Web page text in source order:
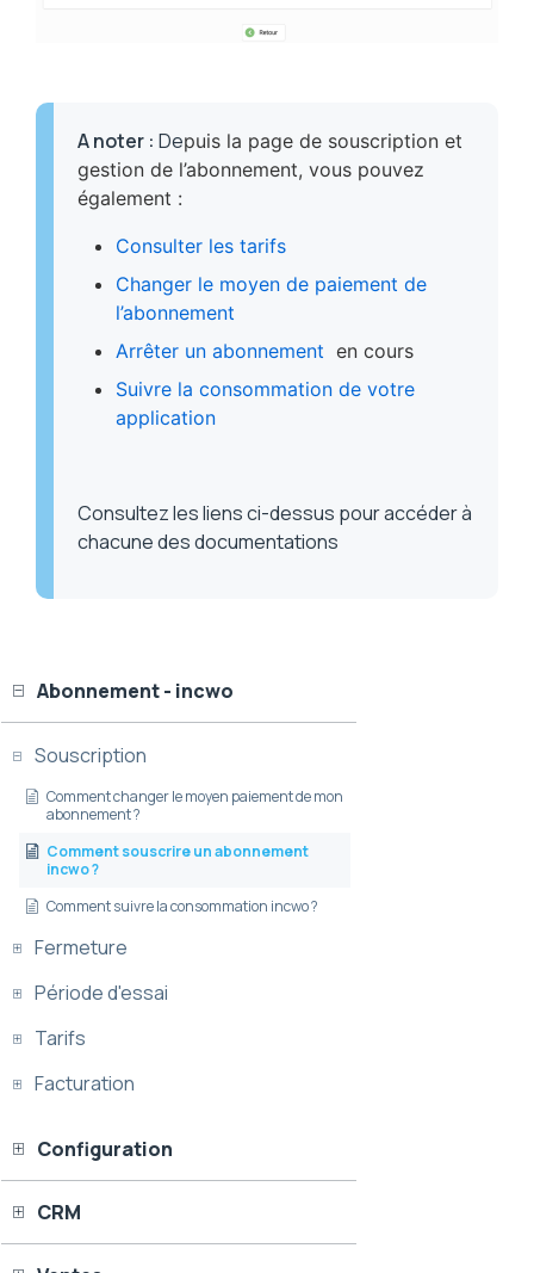
Abonnement - incwo
Souscription
Comment changer le moyen paiement de mon
abonnement ?
Comment souscrire un abonnement
incwo ?
Comment suivre la consommation incwo ?
Fermeture
Période d'essai
Tarifs
Facturation
Configuration
CRM
A noter : Depuis la page de souscription et
gestion de l’abonnement, vous pouvez
également :
Consulter les tarifs
Changer le moyen de paiement de
l’abonnement
Arrêter un abonnement en cours
Suivre la consommation de votre
application
Consultez les liens ci-dessus pour accéder à
chacune des documentations